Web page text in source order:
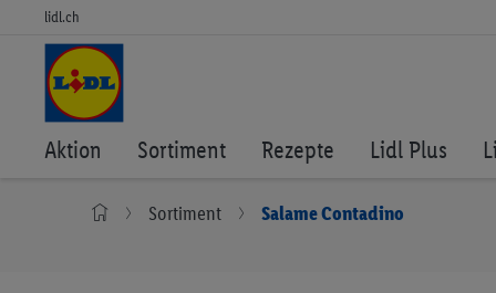
lidl.ch
Aktion Sortiment Rezepte Lidl Plus
Sortiment Salame Contadino